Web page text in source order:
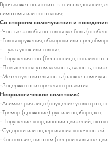
Врач может назначить это
симптомы или состояния:
Со стороны самочувствия и
-Частые жалобы на головную боль
-Головокружения, обмороки или
-Шум в ушах или голове.
-Нарушения сна (бессонница, сонливость
-Повышенная утомляемость, вялость,
-Метеочувствительность (плохое
-Задержка психоречевого развития.
Неврологические симптомы:
-Асимметрия лица (опущение уголка рта,
-Тремор (дрожание) рук или подбородка.
-Нарушение координации движений,
-Судороги или подергивания конечностей.
-Косоглазие, нистагм (непроизвольные